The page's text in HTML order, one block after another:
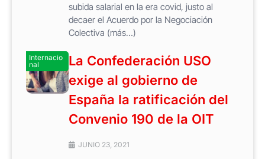
subida salarial en la era covid, justo al
decaer el Acuerdo por la Negociación
Colectiva (más…)
Internacio
nal
La Confederación USO
exige al gobierno de
España la ratificación del
Convenio 190 de la OIT
JUNIO 23, 2021